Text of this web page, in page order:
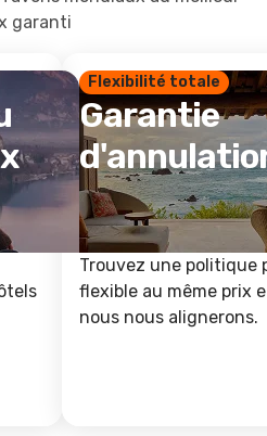
garanti
Flexibilité totale
Garantie
Trouvez une politique
flexible au même prix
nous nous alignerons.